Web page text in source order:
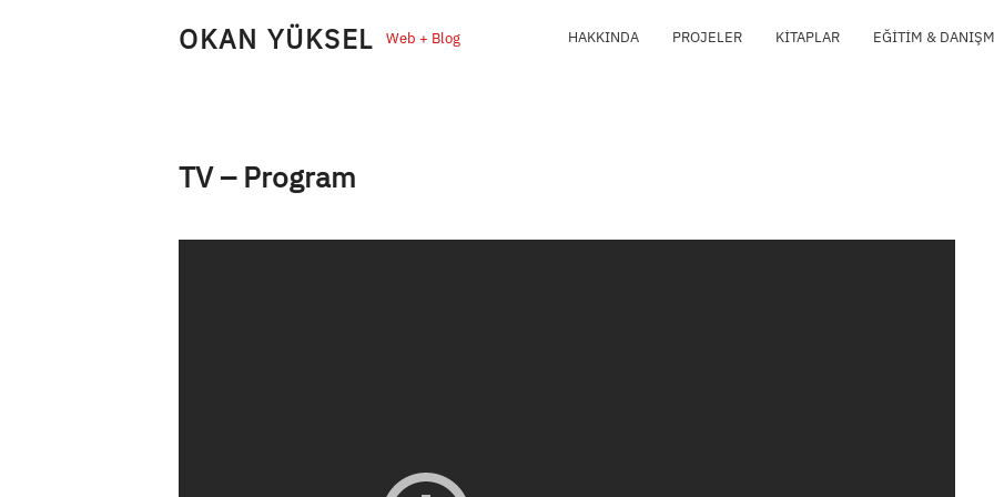
OKAN YÜKSEL Web + Blog HAKKINDA PROJELER KITAPLAR EĞITIM &
TV – Program